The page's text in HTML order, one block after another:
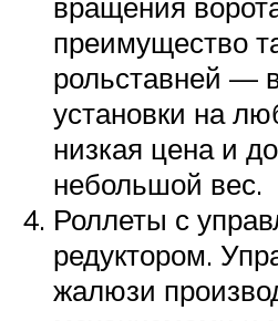
преимущество
рольставней —
установки на
низкая цена и
небольшой вес.
Роллеты с
редуктором.
жалюзи